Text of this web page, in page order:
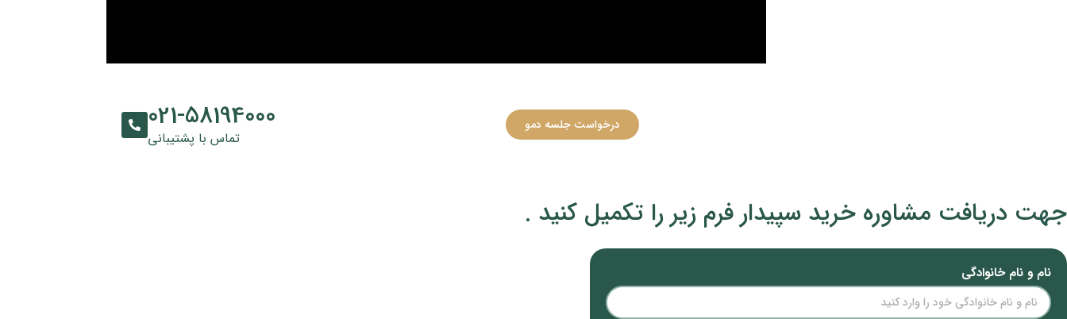
درخواست جلسه دمو 021-58194000
تماس با پشتیبانی
جهت دریافت مشاوره خرید سپیدار فرم زیر را تکمیل کنید .
نام و نام خانوادگی